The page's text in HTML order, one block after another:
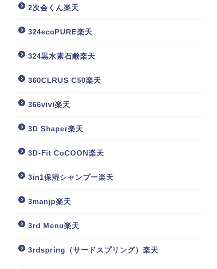
2次会くん楽天
324ecoPURE楽天
324黒水素石鹸楽天
360CLRUS C50楽天
366vivi楽天
3D Shaper楽天
3D-Fit CoCOON楽天
3in1保湿シャンプー楽天
3manjp楽天
3rd Menu楽天
3rdspring（サードスプリング）楽天